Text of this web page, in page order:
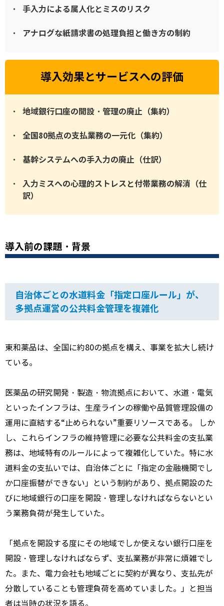
手入力による属人化とミスのリスク
アナログな紙請求書の処理負担と働き方の制約
導入効果とサービスへの評価
地域銀行口座の開設・管理の廃止（集約）
全国80拠点の支払業務の一元化（集約）
基幹システムへの手入力の廃止（仕訳）
入力ミスへの心理的ストレスと付帯業務の解消（仕
訳）
導入前の課題・背景
自治体ごとの水道料金「指定口座ルール」が、
多拠点運営の公共料金管理を複雑化
東和薬品は、全国に約80の拠点を構え、事業を拡大し続け
ている。
医薬品の研究開発・製造・物流拠点において、水道・電気
といったインフラは、生産ラインの稼働や品質管理設備の
運用に直結する“止められない”重要リソースである。 しか
し、これらインフラの維持管理に必要な公共料金の支払業
務は、地域特有のルールによって複雑化していた。特に水
道料金の支払いでは、自治体ごとに「指定の金融機関でし
か口座振替ができない」という制約があり、拠点開設のた
びに地域銀行の口座を開設・管理しなければならないとい
う業務負荷が発生していた。
「拠点を開設する度にその地域でしか使えない銀行口座を
開設・管理しなければならず、支払業務が非常に煩雑でし
た。また、電力会社も地域ごとに契約が異なり、支払先が
分散していることも管理負荷を高めていました。」と担当
者は当時の状況を語る。